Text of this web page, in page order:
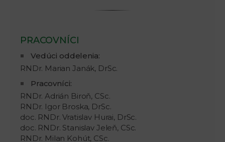
PRACOVNÍCI
Vedúci oddelenia:
RNDr. Marian Janák, DrSc.
Pracovníci:
RNDr. Adrián Biroň, CSc.
RNDr. Igor Broska, DrSc.
doc. RNDr. Vratislav Hurai, DrSc.
doc. RNDr. Stanislav Jeleň, CSc.
RNDr. Milan Kohút, CSc.